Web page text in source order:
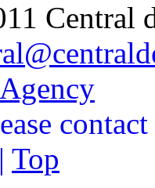
Central
Top